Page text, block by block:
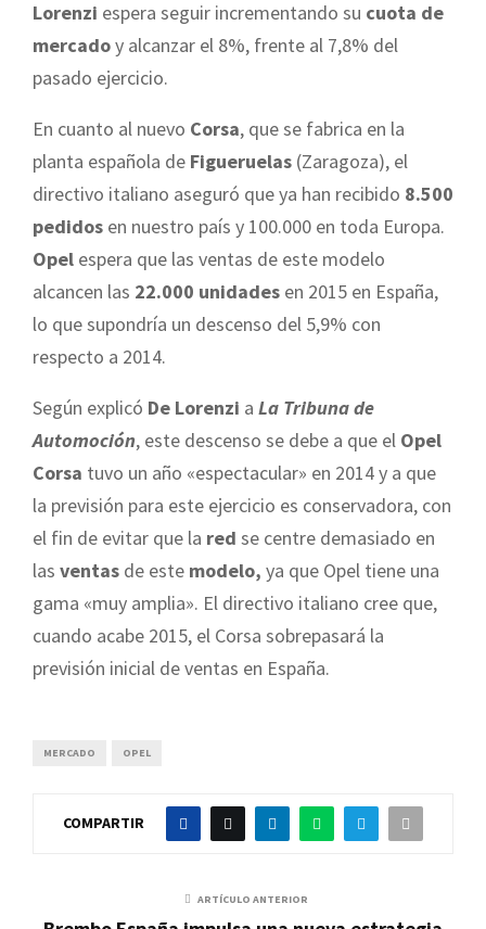
Lorenzi espera seguir incrementando su cuota de
mercadoy alcanzar el 8%, frente al 7,8% del
pasado ejercicio.
En cuanto al nuevo Corsa, que se fabrica en la
planta española de Figueruelas (Zaragoza), el
directivo italiano aseguró que ya han recibido 8.500
pedidos en nuestro país y 100.000 en toda Europa.
Opel espera que las ventas de este modelo
alcancen las 22.000 unidades en 2015 en España,
lo que supondría un descenso del 5,9% con
respecto a 2014.
Según explicó De Lorenzi a La Tribuna de
Automoción, este descenso se debe a que el Opel
Corsa tuvo un año «espectacular» en 2014 y a que
la previsión para este ejercicio es conservadora, con
el fin de evitar que la red se centre demasiado en
las ventas de este modelo, ya que Opel tiene una
gama «muy amplia». El directivo italiano cree que,
cuando acabe 2015, el Corsa sobrepasará la
previsión inicial de ventas en España.
MERCADO OPEL
COMPARTIR
ARTÍCULO ANTERIOR